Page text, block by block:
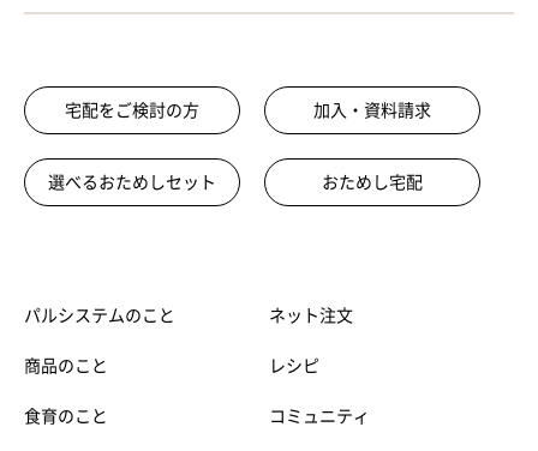
宅配をご検討の方 加入・資料請求
選べるおためしセット おためし宅配
パルシステムのこと
商品のこと
食育のこと
ネット注文
レシピ
コミュニティ